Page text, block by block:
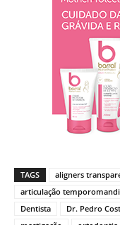
TAGS aligners
articulação
Dentista
Dr. Pedro